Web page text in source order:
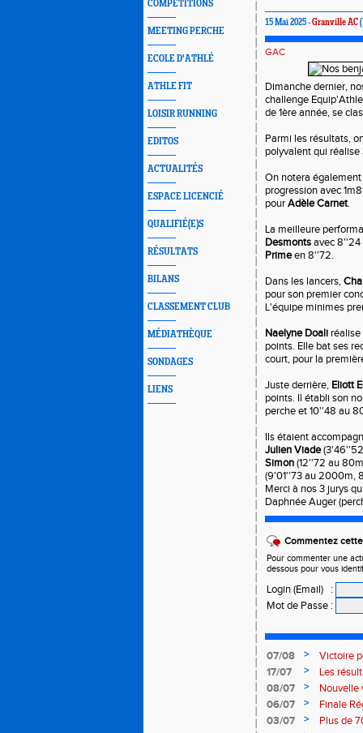
COMPÉTITIONS
MEETING PERCHE
ECOLE D'ATHLÉ
ATHLE FIT
LOISIR RUNNING
EDITOS
ACTUALITÉS
ESPACE LICENCIÉ
QUALIFIÉ(E)S
RÉSULTATS
BILANS
CLASSEMENT CLUB
MÉDIATHÈQUE
SONDAGES
LIENS
15 Mai 2025 -Granville AC
GAC
Dimanche dernier,
challenge
de 1ère année, se
Parmi les résultats,
polyvalent qui
On notera
progression avec
pourAdèle Carnet.
La meilleure
Desmontsavec 8''24
Primeen 8''72.
Dans les lancers,
pour son premier
L'équipe minimes
Naelyne Doali
points. Elle bat ses
court, pour la
Juste derrière, Eliott
points. Il établi son
perche et 10''48 au
Ils étaient
Julien Viade(3'46''52
Simon(12''72 au
(9'01''73 au 2000m,
Merci à nos 3 jurys
Daphnée Auger
Commentez
Pour commenter une
dessous pour vous
Login (Email)
:
Mot de Passe :
07/08 >
Victoire
17/07
>
Les
08/07
>
Nouvelle
06/07
>
Finale
03/07
>
Plus de